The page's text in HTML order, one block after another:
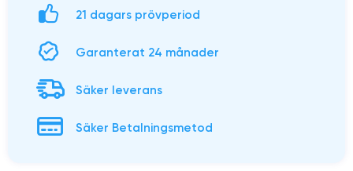
21 dagars prövperiod
Garanterat 24 månader
Säker leverans
Säker Betalningsmetod